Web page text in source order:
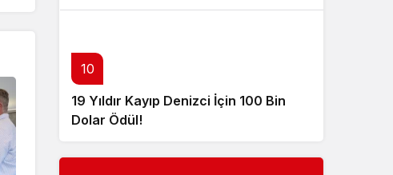
10
19 Yıldır Kayıp Denizci İçin 100 Bin
Dolar Ödül!